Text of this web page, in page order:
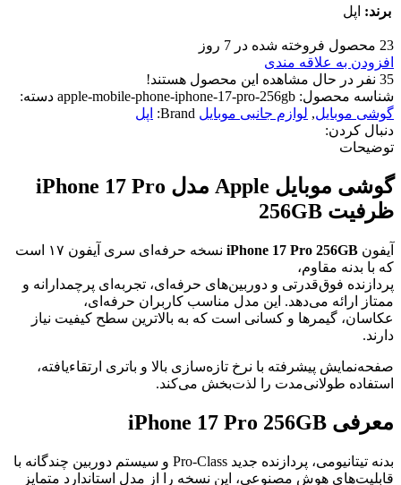
برند: اپل
23 محصول فروخته شده در 7 روز
افزودن به علاقه مندی
35 نفر در حال مشاهده این محصول هستند!
شناسه محصول: apple-mobile-phone-iphone-17-pro-256gb دسته:
گوشی موبایل, لوازم جانبی موبایل Brand:
اپل
دنبال کردن:
توضیحات
گوشی موبایل Apple مدل iPhone 17 Pro
ظرفیت 256GB
آیفون iPhone 17 Pro 256GB
نسخه حرفه‌ای سری آیفون ۱۷ است
که با بدنه مقاوم،
پردازنده فوق‌قدرتی و دوربین‌های حرفه‌ای، تجربه‌ای پرچمدارانه و
ممتاز ارائه می‌دهد. این مدل مناسب کاربران حرفه‌ای،
عکاسان، گیمرها و کسانی است که به بالاترین سطح کیفیت نیاز
دارند.
صفحه‌نمایش پیشرفته با نرخ تازه‌سازی بالا و باتری ارتقاءیافته،
استفاده طولانی‌مدت را لذت‌بخش می‌کند.
معرفی iPhone 17 Pro 256GB
بدنه تیتانیومی، پردازنده جدید Pro-Class و سیستم دوربین چندگانه با
قابلیت‌های هوش مصنوعی، این نسخه را از مدل استاندارد متمایز